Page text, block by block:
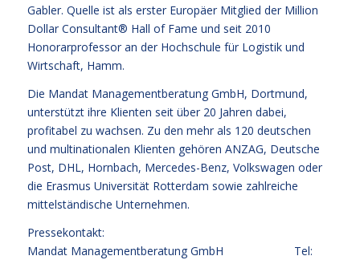
Gabler. Quelle ist als erster Europäer Mitglied der Million
Dollar Consultant® Hall of Fame und seit 2010
Honorarprofessor an der Hochschule für Logistik und
Wirtschaft, Hamm.
Die Mandat Managementberatung GmbH, Dortmund,
unterstützt ihre Klienten seit über 20 Jahren dabei,
profitabel zu wachsen. Zu den mehr als 120 deutschen
und multinationalen Klienten gehören ANZAG, Deutsche
Post, DHL, Hornbach, Mercedes-Benz, Volkswagen oder
die Erasmus Universität Rotterdam sowie zahlreiche
mittelständische Unternehmen.
Pressekontakt:
Mandat Managementberatung GmbH Tel: